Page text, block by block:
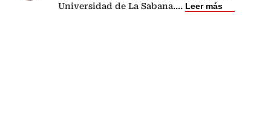
Universidad de La Sabana.... Leer más